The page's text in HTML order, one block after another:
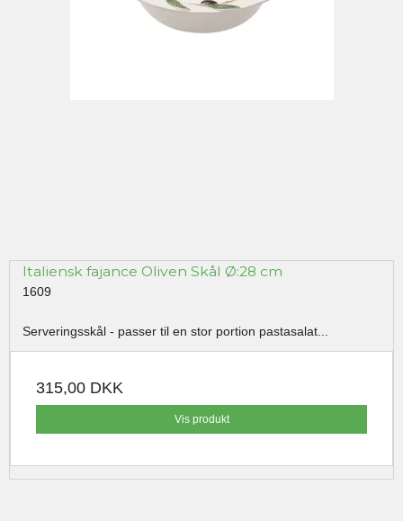
Italiensk fajance Oliven Skål Ø:28 cm
1609
Serveringsskål - passer til en stor portion pastasalat...
315,00 DKK
Vis produkt